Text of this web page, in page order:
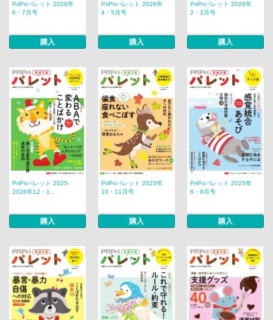
PriPriパレット 2026年
6・7月号
購入
PriPriパレット 2026年
4・5月号
購入
PriPriパレット 2026年
2・3月号
購入
PriPriパレット 2025-
2026年12・1...
購入
PriPriパレット 2025年
10・11月号
購入
PriPriパレット 2025年
8・9月号
購入